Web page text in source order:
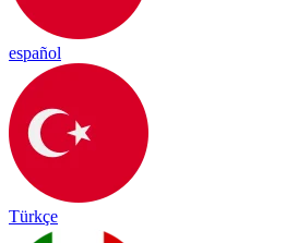
español
Türkçe